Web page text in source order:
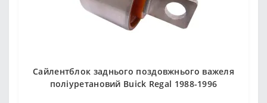
Сайлентблок заднього поздовжнього важеля
поліуретановий Buick Regal 1988-1996